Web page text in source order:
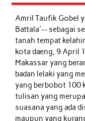
Amril Taufik Gobel
Battala'-- sebagai
tanah tempat
kota daeng, 9 April
Makassar yang
badan lelaki yang
yang berbobot 100
tulisan yang
suasana yang ada
maupun yang